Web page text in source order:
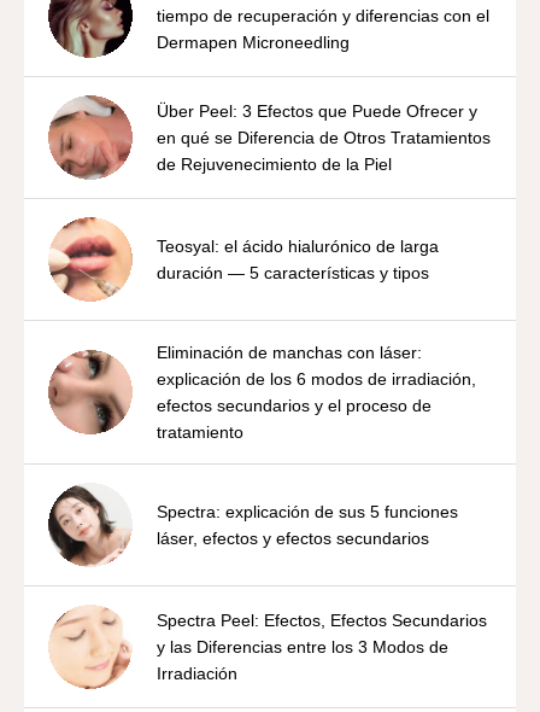
tiempo de recuperación y diferencias con el
Dermapen Microneedling
Über Peel: 3 Efectos que Puede Ofrecer y
en qué se Diferencia de Otros Tratamientos
de Rejuvenecimiento de la Piel
Teosyal: el ácido hialurónico de larga
duración — 5 características y tipos
Eliminación de manchas con láser:
explicación de los 6 modos de irradiación,
efectos secundarios y el proceso de
tratamiento
Spectra: explicación de sus 5 funciones
láser, efectos y efectos secundarios
Spectra Peel: Efectos, Efectos Secundarios
y las Diferencias entre los 3 Modos de
Irradiación